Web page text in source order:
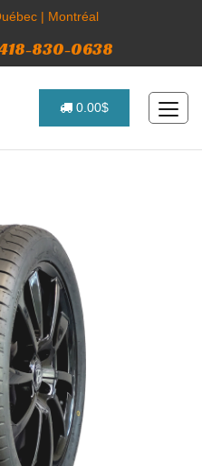
| Montréal
830-0638
0.00$